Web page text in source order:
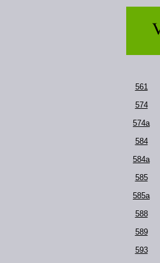
561
574
574a
584
584a
585
585a
588
589
593